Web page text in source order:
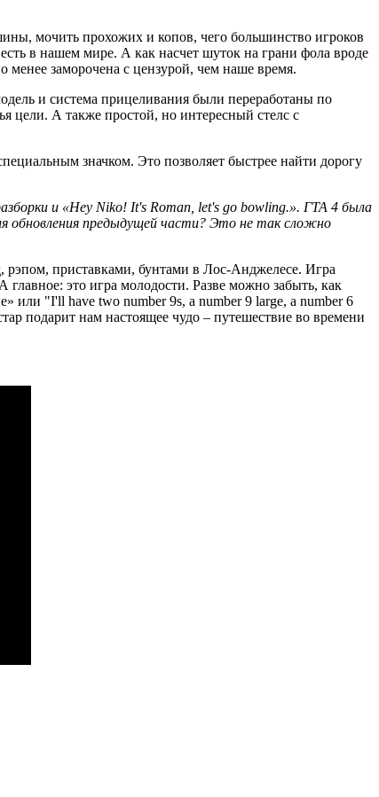
мочить прохожих и копов, чего большинство игроков
в нашем мире. А как насчет шуток на грани фола вроде
менее заморочена с цензурой, чем наше время.
и система прицеливания были переработаны по
цели. А также простой, но интересный стелс с
значком. Это позволяет быстрее найти дорогу
и «Hey Niko! It's Roman, let's go bowling.». ГТА 4 была
обновления предыдущей части? Это не так сложно
приставками, бунтами в Лос-Анджелесе. Игра
это игра молодости. Разве можно забыть, как
или "I'll have two number 9s, a number 9 large, a number 6
подарит нам настоящее чудо – путешествие во времени